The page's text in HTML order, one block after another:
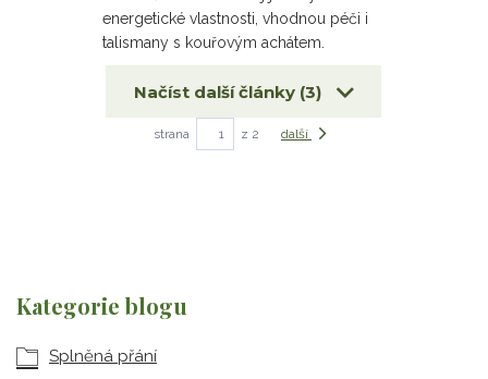
Kategorie blogu
Splněná přání
energetické vlastnosti, vhodnou péči i
talismany s kouřovým achátem.
Načíst další články (3)
strana z 2 další